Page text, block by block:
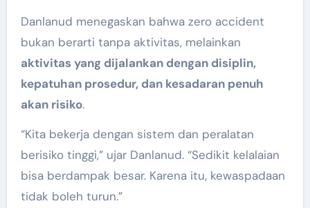
Danlanud menegaskan bahwa zero accident
bukan berarti tanpa aktivitas, melainkan
aktivitas yang dijalankan dengan disiplin,
kepatuhan prosedur, dan kesadaran penuh
akan risiko.
“Kita bekerja dengan sistem dan peralatan
berisiko tinggi,” ujar Danlanud. “Sedikit kelalaian
bisa berdampak besar. Karena itu, kewaspadaan
tidak boleh turun.”